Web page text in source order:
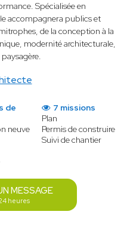
Spécialisée en
accompagnera publics et
de la conception à la
modernité architecturale,
de
neuve
7 missions
Plan
Permis de construire
Suivi de chantier
MESSAGE
heures